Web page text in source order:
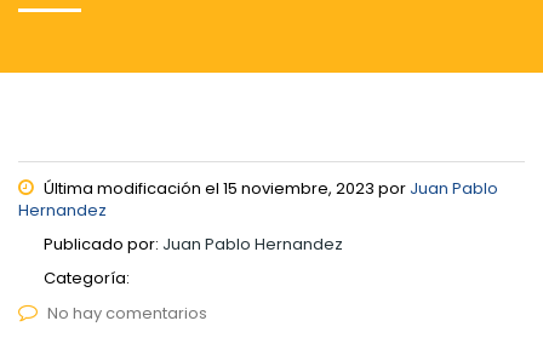
Última modificación el 15 noviembre, 2023 por Juan Pablo
Hernandez
Publicado por: Juan Pablo Hernandez
Categoría:
No hay comentarios